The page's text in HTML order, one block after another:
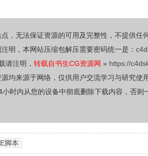
，无法保证资源的可用及完整性，不提供任
明，本网站压缩包解压需要密码统一是：
请注明， 转载自书生CG资源网 » https://
均来源于网络，仅供用户交流学习与研究
时内从您的设备中彻底删除下载内容，否
脚本